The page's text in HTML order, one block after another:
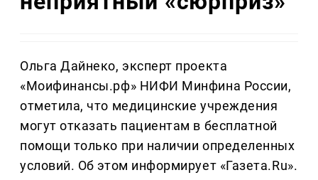
Ольга Дайнеко, эксперт проекта
«Моифинансы.рф» НИФИ Минфина России,
отметила, что медицинские учреждения
могут отказать пациентам в бесплатной
помощи только при наличии определенных
условий. Об этом информирует «Газета.Ru».